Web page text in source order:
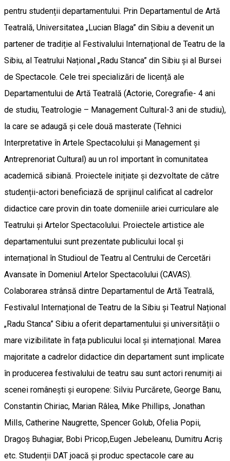
pentru studenții departamentului. Prin Departamentul de Artă
Teatrală, Universitatea „Lucian Blaga” din Sibiu a devenit un
partener de tradiție al Festivalului Internațional de Teatru de la
Sibiu, al Teatrului Național „Radu Stanca” din Sibiu și al Bursei
de Spectacole. Cele trei specializări de licență ale
Departamentului de Artă Teatrală (Actorie, Coregrafie- 4 ani
de studiu, Teatrologie – Management Cultural-3 ani de studiu),
la care se adaugă și cele două masterate (Tehnici
Interpretative în Artele Spectacolului și Management și
Antreprenoriat Cultural) au un rol important în comunitatea
academică sibiană. Proiectele inițiate și dezvoltate de către
studenții-actori beneficiază de sprijinul calificat al cadrelor
didactice care provin din toate domeniile ariei curriculare ale
Teatrului și Artelor Spectacolului. Proiectele artistice ale
departamentului sunt prezentate publicului local și
internațional în Studioul de Teatru al Centrului de Cercetări
Avansate în Domeniul Artelor Spectacolului (CAVAS).
Colaborarea strânsă dintre Departamentul de Artă Teatrală,
Festivalul Internațional de Teatru de la Sibiu și Teatrul Național
„Radu Stanca” Sibiu a oferit departamentului și universității o
mare vizibilitate în fața publicului local și internațional. Marea
majoritate a cadrelor didactice din departament sunt implicate
în producerea festivalului de teatru sau sunt actori renumiți ai
scenei românești și europene: Silviu Purcărete, George Banu,
Constantin Chiriac, Marian Râlea, Mike Phillips, Jonathan
Mills, Catherine Naugrette, Spencer Golub, Ofelia Popii,
Dragoș Buhagiar, Bobi Pricop,Eugen Jebeleanu, Dumitru Acriș
etc. Studenții DAT joacă și produc spectacole care au